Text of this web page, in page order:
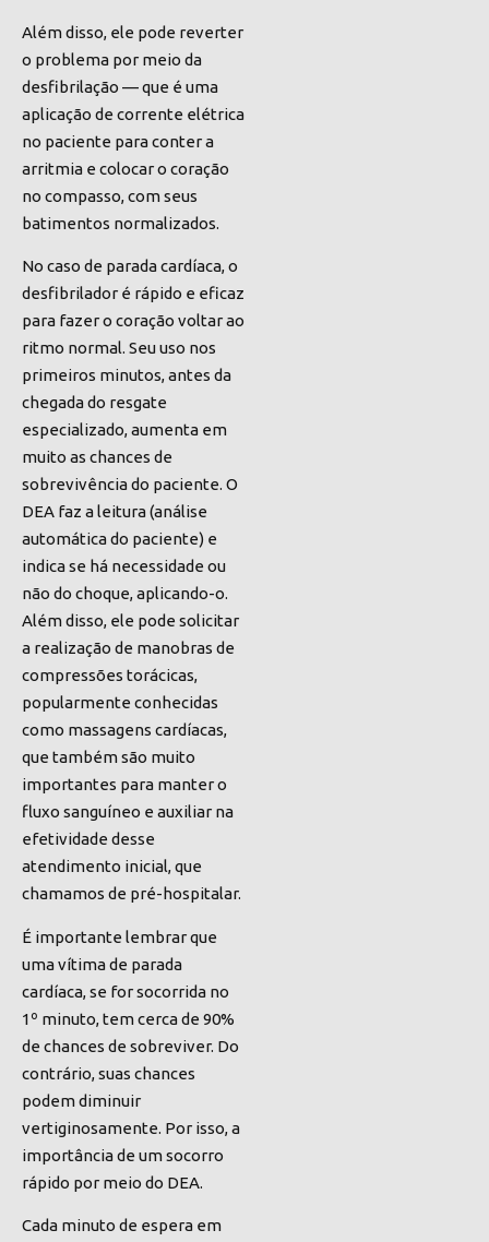
Além disso, ele pode reverter
o problema por meio da
desfibrilação — que é uma
aplicação de corrente elétrica
no paciente para conter a
arritmia e colocar o coração
no compasso, com seus
batimentos normalizados.
No caso de parada cardíaca, o
desfibrilador é rápido e eficaz
para fazer o coração voltar ao
ritmo normal. Seu uso nos
primeiros minutos, antes da
chegada do resgate
especializado, aumenta em
muito as chances de
sobrevivência do paciente. O
DEA faz a leitura (análise
automática do paciente) e
indica se há necessidade ou
não do choque, aplicando-o.
Além disso, ele pode solicitar
a realização de manobras de
compressões torácicas,
popularmente conhecidas
como massagens cardíacas,
que também são muito
importantes para manter o
fluxo sanguíneo e auxiliar na
efetividade desse
atendimento inicial, que
chamamos de pré-hospitalar.
É importante lembrar que
uma vítima de parada
cardíaca, se for socorrida no
1º minuto, tem cerca de 90%
de chances de sobreviver. Do
contrário, suas chances
podem diminuir
vertiginosamente. Por isso, a
importância de um socorro
rápido por meio do DEA.
Cada minuto de espera em